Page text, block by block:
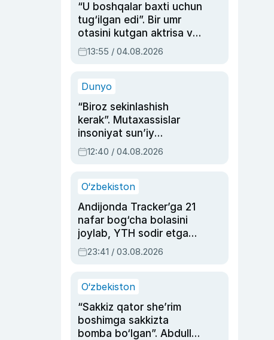
“U boshqalar baxti uchun
tug‘ilgan edi”. Bir umr
otasini kutgan aktrisa va
dublyaj ustasi Rimma
Ahmedovaning
13:55 / 04.08.2026
Dunyo
“Biroz sekinlashish
kerak”. Mutaxassislar
insoniyat sun’iy
intellektni boshqara
olmay qolishidan xavotir
12:40 / 04.08.2026
O‘zbekiston
Andijonda Tracker’ga 21
nafar bog‘cha bolasini
joylab, YTH sodir etgan
ayolga sud hukmi o‘qildi
23:41 / 03.08.2026
O‘zbekiston
“Sakkiz qator she’rim
boshimga sakkizta
bomba bo‘lgan”. Abdulla